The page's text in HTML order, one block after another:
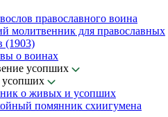
православного воина
молитвенник для православных
(1903)
о воинах
усопших
о живых и усопших
помянник схиигумена